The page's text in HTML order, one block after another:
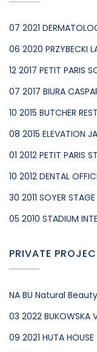
07 2021
06 2020 PRZYBECKI
12 2017 PETIT PARIS
07 2017 BIURA
10 2015 BUTCHER
08 2015 ELEVATION
01 2012 PETIT PARIS
10 2012 DENTAL
30 2011 SOYER
05 2010 STADIUM
PRIVATE
NA BU Natural Beauty
03 2022 BUKOWSKA
09 2021 HUTA HOUSE